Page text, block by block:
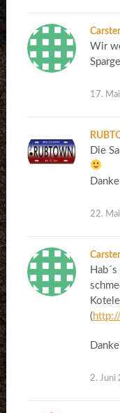
Wir
17.
Die
22.
(
2. Juni